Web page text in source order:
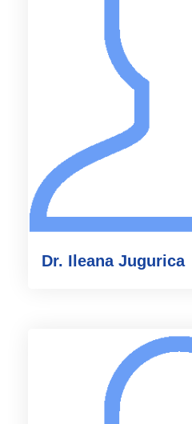
Dr. Ileana Jugurica